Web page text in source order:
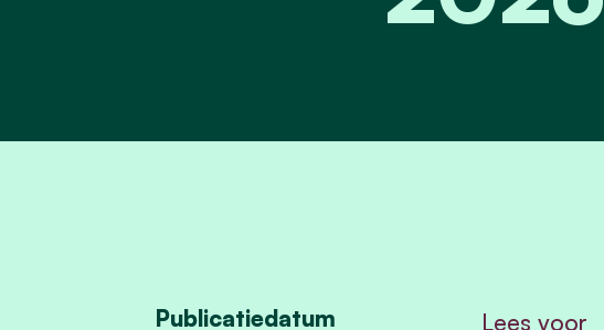
Publicatiedatum
Lees voor